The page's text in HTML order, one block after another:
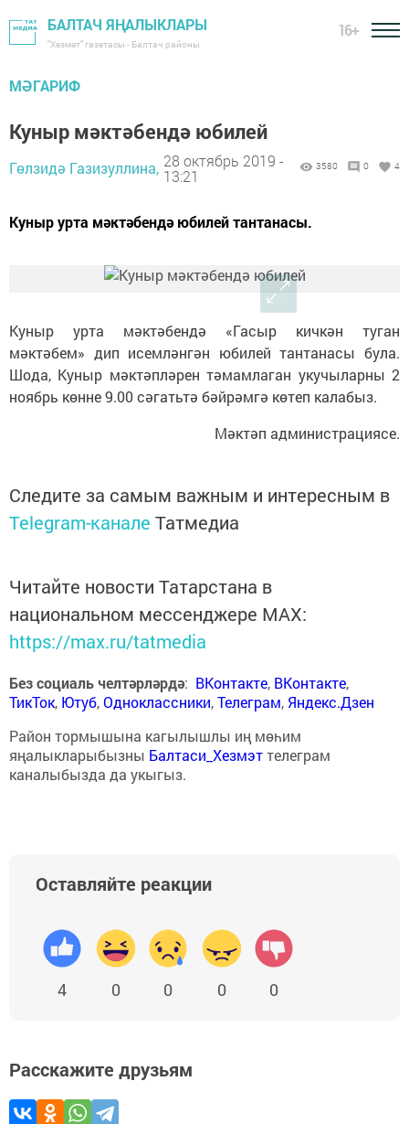
БАЛТАЧ ЯҢАЛЫКЛАРЫ
"Хезмәт" газетасы - Балтач районы
16+
МӘГАРИФ
Куныр мәктәбендә юбилей
Гөлзидә Газизуллина, 28 октябрь 2019 -
13:21
3580 0 4
Куныр урта мәктәбендә юбилей тантанасы.
Куныр урта мәктәбендә «Гасыр кичкән туган
мәктәбем» дип исемләнгән юбилей тантанасы була.
Шода, Куныр мәктәпләрен тәмамлаган укучыларны 2
ноябрь көнне 9.00 сәгатьтә бәйрәмгә көтеп калабыз.
Мәктәп администрациясе.
Следите за самым важным и интересным в
Telegram-канале Татмедиа
Читайте новости Татарстана в
национальном мессенджере MАХ:
https://max.ru/tatmedia
Без социаль челтәрләрдә: ВКонтакте, ВКонтакте,
ТикТок, Ютуб,Одноклассники,Телеграм, Яндекс.Дзен
Район тормышына кагылышлы иң мөһим
яңалыкларыбызны Балтаси_Хезмэттелеграм
каналыбызда да укыгыз.
Оставляйте реакции
4 0 0 0 0
Расскажите друзьям